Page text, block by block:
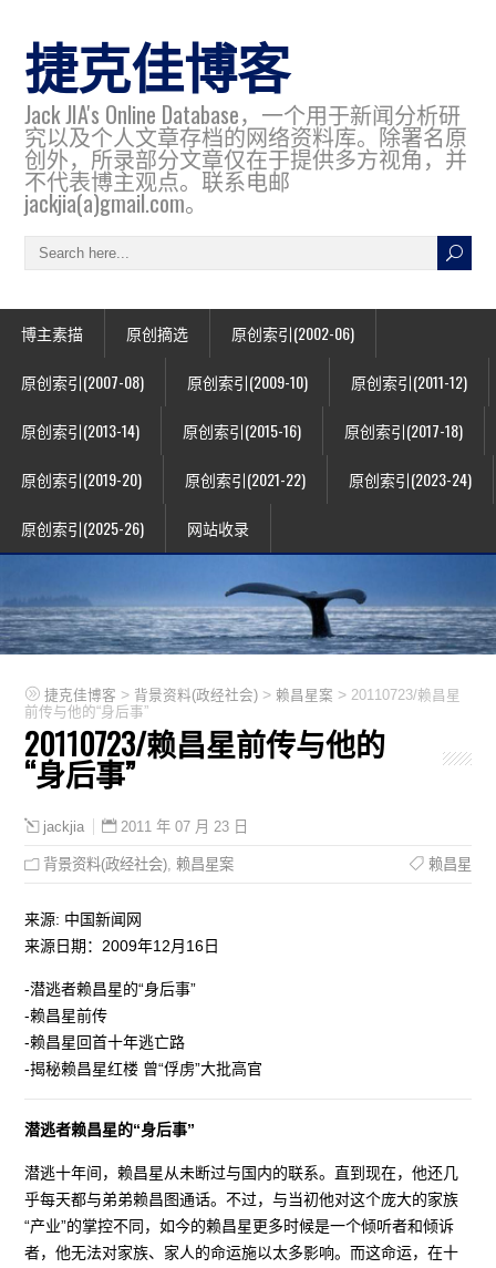
捷克佳博客
Jack JIA's Online Database，一个用于新闻分析研
究以及个人文章存档的网络资料库。除署名原
创外，所录部分文章仅在于提供多方视角，并
不代表博主观点。联系电邮
jackjia(a)gmail.com。
博主素描 原创摘选 原创索引(2002-06)
原创索引(2007-08) 原创索引(2009-10) 原创索引(2011-12)
原创索引(2013-14) 原创索引(2015-16) 原创索引(2017-18)
原创索引(2019-20) 原创索引(2021-22) 原创索引(2023-24)
原创索引(2025-26) 网站收录
捷克佳博客 > 背景资料(政经社会) >赖昌星案 > 20110723/赖昌星
前传与他的“身后事”
20110723/赖昌星前传与他的
“身后事”
jackjia 2011 年 07 月 23 日
背景资料(政经社会) ,赖昌星案 赖昌星
来源: 中国新闻网
来源日期：2009年12月16日
-潜逃者赖昌星的“身后事”
-赖昌星前传
-赖昌星回首十年逃亡路
-揭秘赖昌星红楼 曾“俘虏”大批高官
潜逃者赖昌星的“身后事”
潜逃十年间，赖昌星从未断过与国内的联系。直到现在，他还几
乎每天都与弟弟赖昌图通话。不过，与当初他对这个庞大的家族
“产业”的掌控不同，如今的赖昌星更多时候是一个倾听者和倾诉
者，他无法对家族、家人的命运施以太多影响。而这命运，在十